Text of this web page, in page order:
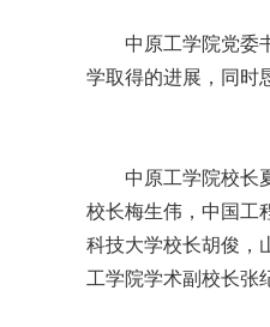
中原工学院党委
学取得的进展，同时
中原工学院校长
校长梅生伟，中国工
科技大学校长胡俊，
工学院学术副校长张